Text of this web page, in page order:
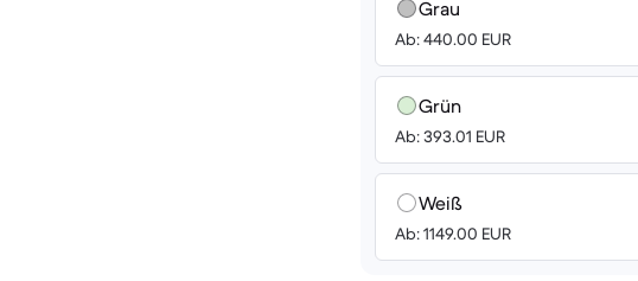
Grau
Ab: 440.00 EUR
Grün
Ab: 393.01 EUR
Weiß
Ab: 1149.00 EUR